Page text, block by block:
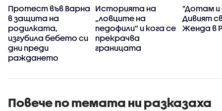
Протест във Варна
в защита на
родилката,
изгубила бебето си
дни преди
раждането
Историята на
„ловците на
педофили” и кога се
прекрачва
границата
"Дотам и
Дивият
Женда в
Повече по темата ни разказаха